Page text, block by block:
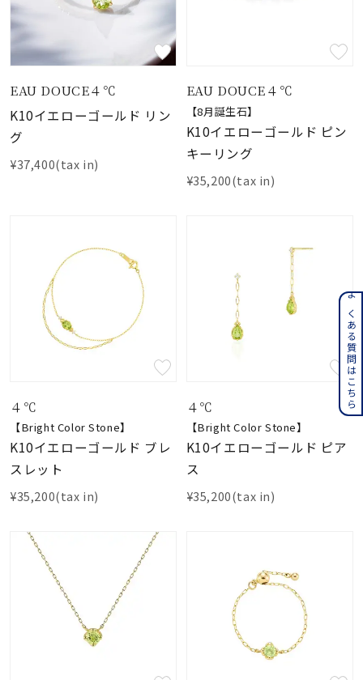
EAU DOUCE４℃
K10イエローゴールド リン
グ
¥37,400(tax in)
EAU DOUCE４℃
【8月誕生石】
K10イエローゴールド ピン
キーリング
¥35,200(tax in)
４℃
【Bright Color Stone】
K10イエローゴールド ブレ
スレット
¥35,200(tax in)
４℃
【Bright Color Stone】
K10イエローゴールド ピア
ス
¥35,200(tax in)
よくある質問はこちら